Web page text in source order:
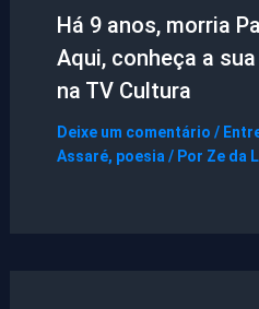
Há 9 anos, morria
Aqui, conheça a
na TV Cultura
Deixe um comentário /
Assaré, poesia / Por Ze da